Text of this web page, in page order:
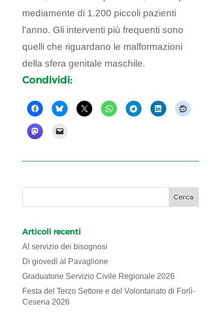
mediamente di 1.200 piccoli pazienti
l’anno. Gli interventi più frequenti sono
quelli che riguardano le malformazioni
della sfera genitale maschile.
Condividi:
Articoli recenti
Al servizio dei bisognosi
Di giovedì al Pavaglione
Graduatorie Servizio Civile Regionale 2026
Festa del Terzo Settore e del Volontariato di Forlì-
Cesena 2026